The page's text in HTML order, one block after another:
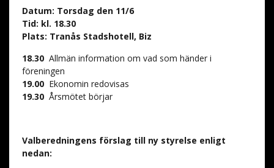
Datum: Torsdag den 11/6
Tid: kl. 18.30
Plats: Tranås Stadshotell, Biz
18.30Allmän information om vad som händer i
föreningen
19.00Ekonomin redovisas
19.30Årsmötet börjar
Valberedningens förslag till ny styrelse enligt
nedan: